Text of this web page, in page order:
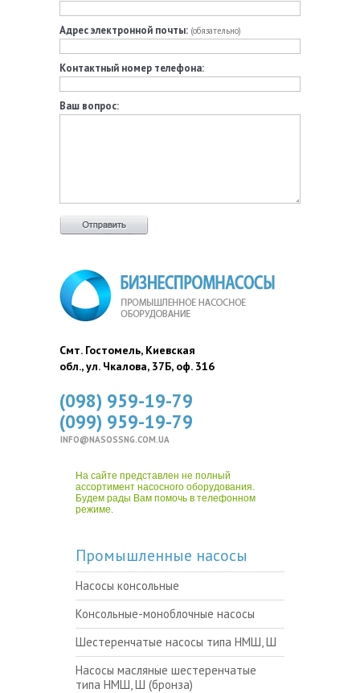
Адрес электронной почты: (обязательно)
Контактный номер телефона:
Ваш вопрос:
Смт. Гостомель, Киевская
обл., ул. Чкалова, 37Б, оф. 316
(098) 959-19-79
(099) 959-19-79
INFO@NASOSSNG.COM.UA
На сайте представлен не полный
ассортимент насосного оборудования.
Будем рады Вам помочь в телефонном
режиме.
Промышленные насосы
Насосы консольные
Консольные-моноблочные насосы
Шестеренчатые насосы типа НМШ, Ш
Насосы масляные шестеренчатые
типа НМШ, Ш (бронза)